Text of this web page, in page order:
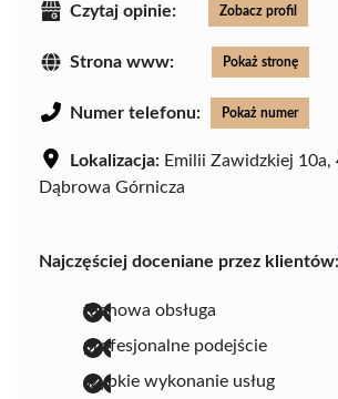
Czytaj opinie: Zobacz profil
Strona www: Pokaż stronę
Numer telefonu: Pokaż numer
Lokalizacja: Emilii Zawidzkiej 10a,
Dąbrowa Górnicza
Najczęściej doceniane przez klientów:
fachowa obsługa
profesjonalne podejście
szybkie wykonanie usług